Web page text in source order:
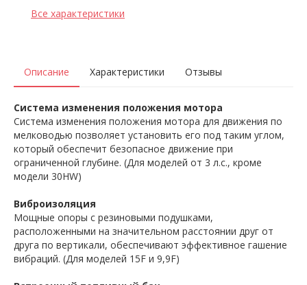
Все характеристики
Описание Характеристики Отзывы
Система изменения положения мотора
Система изменения положения мотора для движения по
мелководью позволяет установить его под таким углом,
который обеспечит безопасное движение при
ограниченной глубине. (Для моделей от 3 л.с., кроме
модели 30HW)
Виброизоляция
Мощные опоры с резиновыми подушками,
расположенными на значительном расстоянии друг от
друга по вертикали, обеспечивают эффективное гашение
вибраций. (Для моделей 15F и 9,9F)